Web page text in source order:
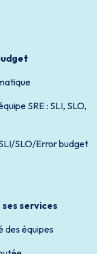
SRE : SLI, SLO,
SLO/Error budget
services
des équipes